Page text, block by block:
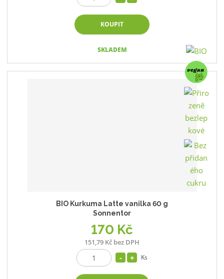
KOUPIT
SKLADEM
BIO Kurkuma Latte vanilka 60 g
Sonnentor
170 Kč
151,79 Kč bez DPH
Ks